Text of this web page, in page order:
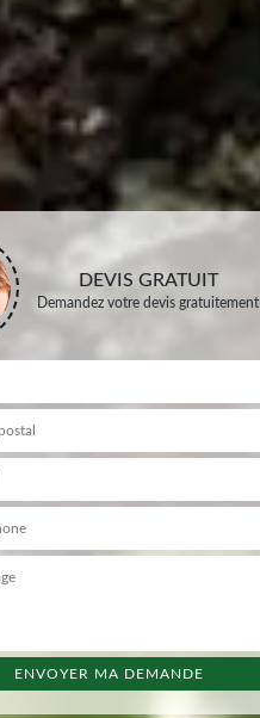
DEVIS GRATUIT
Demandez votre devis gratuitement